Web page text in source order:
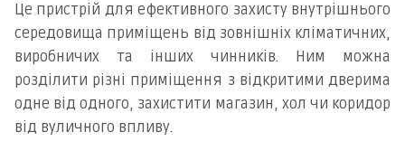
Це пристрій для ефективного захисту внутрішнього
середовища приміщень від зовнішніх кліматичних,
виробничих та інших чинників. Ним можна
розділити різні приміщення з відкритими дверима
одне від одного, захистити магазин, хол чи коридор
від вуличного впливу.